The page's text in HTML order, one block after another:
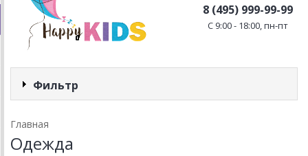
8 (495) 999-99-99
C 9:00 - 18:00, пн-пт
Фильтр
Главная
Одежда